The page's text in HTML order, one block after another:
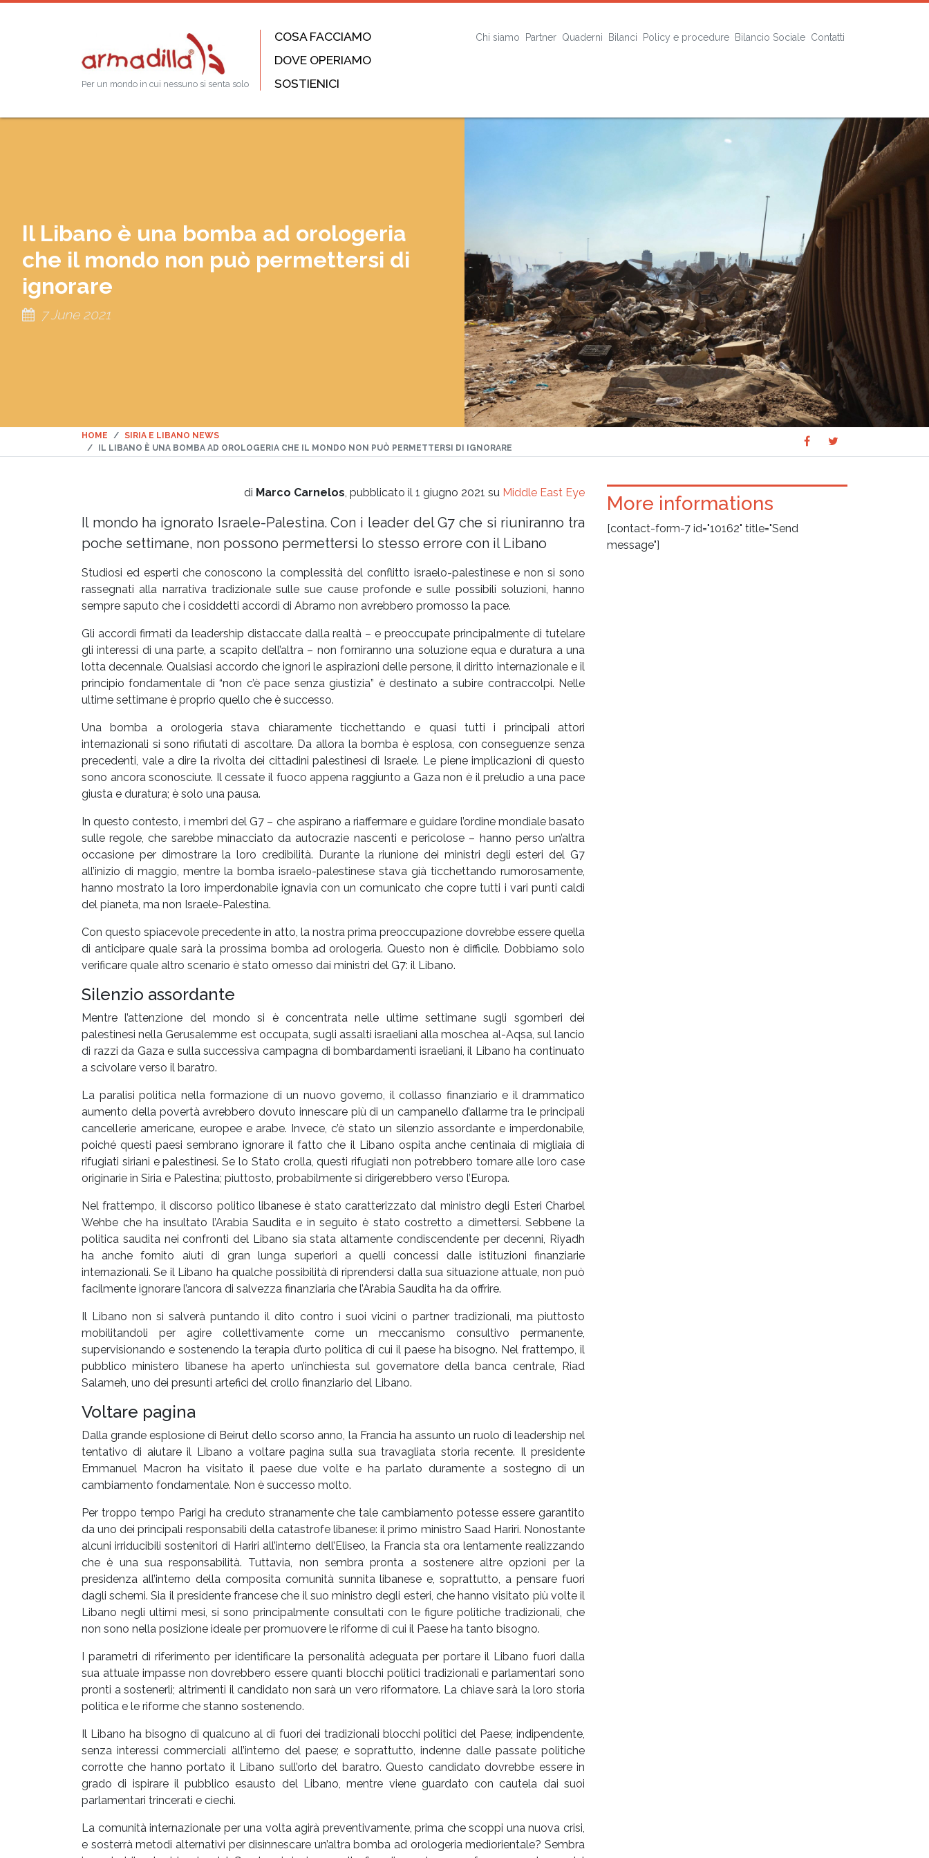
Per un mondo in cui nessuno si senta solo
COSA FACCIAMO
DOVE OPERIAMO
SOSTIENICI
Chi siamo Partner Quaderni Bilanci Policy e procedure Bilancio Sociale Contatti
Il Libano è una bomba ad orologeria
che il mondo non può permettersi di
ignorare
7 June 2021
HOME
SIRIA E LIBANO NEWS
IL LIBANO È UNA BOMBA AD OROLOGERIA CHE IL MONDO NON PUÒ PERMETTERSI DI IGNORARE
Share
on
on
di Marco Carnelos, pubblicato il 1 giugno 2021 su Middle East Eye
Il mondo ha ignorato Israele-Palestina. Con i leader del G7 che si riuniranno tra
poche settimane, non possono permettersi lo stesso errore con il Libano
Studiosi ed esperti che conoscono la complessità del conflitto israelo-palestinese e non si sono
rassegnati alla narrativa tradizionale sulle sue cause profonde e sulle possibili soluzioni, hanno
sempre saputo che i cosiddetti accordi di Abramo non avrebbero promosso la pace.
Gli accordi firmati da leadership distaccate dalla realtà – e preoccupate principalmente di tutelare
gli interessi di una parte, a scapito dell’altra – non forniranno una soluzione equa e duratura a una
lotta decennale. Qualsiasi accordo che ignori le aspirazioni delle persone, il diritto internazionale e il
principio fondamentale di “non c’è pace senza giustizia” è destinato a subire contraccolpi. Nelle
ultime settimane è proprio quello che è successo.
Una bomba a orologeria stava chiaramente ticchettando e quasi tutti i principali attori
internazionali si sono rifiutati di ascoltare. Da allora la bomba è esplosa, con conseguenze senza
precedenti, vale a dire la rivolta dei cittadini palestinesi di Israele. Le piene implicazioni di questo
sono ancora sconosciute. Il cessate il fuoco appena raggiunto a Gaza non è il preludio a una pace
giusta e duratura; è solo una pausa.
In questo contesto, i membri del G7 – che aspirano a riaffermare e guidare l’ordine mondiale basato
sulle regole, che sarebbe minacciato da autocrazie nascenti e pericolose – hanno perso un’altra
occasione per dimostrare la loro credibilità. Durante la riunione dei ministri degli esteri del G7
all’inizio di maggio, mentre la bomba israelo-palestinese stava già ticchettando rumorosamente,
hanno mostrato la loro imperdonabile ignavia con un comunicato che copre tutti i vari punti caldi
del pianeta, ma non Israele-Palestina.
Con questo spiacevole precedente in atto, la nostra prima preoccupazione dovrebbe essere quella
di anticipare quale sarà la prossima bomba ad orologeria. Questo non è difficile. Dobbiamo solo
verificare quale altro scenario è stato omesso dai ministri del G7: il Libano.
Silenzio assordante
Mentre l’attenzione del mondo si è concentrata nelle ultime settimane sugli sgomberi dei
palestinesi nella Gerusalemme est occupata, sugli assalti israeliani alla moschea al-Aqsa, sul lancio
di razzi da Gaza e sulla successiva campagna di bombardamenti israeliani, il Libano ha continuato
a scivolare verso il baratro.
La paralisi politica nella formazione di un nuovo governo, il collasso finanziario e il drammatico
aumento della povertà avrebbero dovuto innescare più di un campanello d’allarme tra le principali
cancellerie americane, europee e arabe. Invece, c’è stato un silenzio assordante e imperdonabile,
poiché questi paesi sembrano ignorare il fatto che il Libano ospita anche centinaia di migliaia di
rifugiati siriani e palestinesi. Se lo Stato crolla, questi rifugiati non potrebbero tornare alle loro case
originarie in Siria e Palestina; piuttosto, probabilmente si dirigerebbero verso l’Europa.
Nel frattempo, il discorso politico libanese è stato caratterizzato dal ministro degli Esteri Charbel
Wehbe che ha insultato l’Arabia Saudita e in seguito è stato costretto a dimettersi. Sebbene la
politica saudita nei confronti del Libano sia stata altamente condiscendente per decenni, Riyadh
ha anche fornito aiuti di gran lunga superiori a quelli concessi dalle istituzioni finanziarie
internazionali. Se il Libano ha qualche possibilità di riprendersi dalla sua situazione attuale, non può
facilmente ignorare l’ancora di salvezza finanziaria che l’Arabia Saudita ha da offrire.
Il Libano non si salverà puntando il dito contro i suoi vicini o partner tradizionali, ma piuttosto
mobilitandoli per agire collettivamente come un meccanismo consultivo permanente,
supervisionando e sostenendo la terapia d’urto politica di cui il paese ha bisogno. Nel frattempo, il
pubblico ministero libanese ha aperto un’inchiesta sul governatore della banca centrale, Riad
Salameh, uno dei presunti artefici del crollo finanziario del Libano.
Voltare pagina
Dalla grande esplosione di Beirut dello scorso anno, la Francia ha assunto un ruolo di leadership nel
tentativo di aiutare il Libano a voltare pagina sulla sua travagliata storia recente. Il presidente
Emmanuel Macron ha visitato il paese due volte e ha parlato duramente a sostegno di un
cambiamento fondamentale. Non è successo molto.
Per troppo tempo Parigi ha creduto stranamente che tale cambiamento potesse essere garantito
da uno dei principali responsabili della catastrofe libanese: il primo ministro Saad Hariri. Nonostante
alcuni irriducibili sostenitori di Hariri all’interno dell’Eliseo, la Francia sta ora lentamente realizzando
che è una sua responsabilità. Tuttavia, non sembra pronta a sostenere altre opzioni per la
presidenza all’interno della composita comunità sunnita libanese e, soprattutto, a pensare fuori
dagli schemi. Sia il presidente francese che il suo ministro degli esteri, che hanno visitato più volte il
Libano negli ultimi mesi, si sono principalmente consultati con le figure politiche tradizionali, che
non sono nella posizione ideale per promuovere le riforme di cui il Paese ha tanto bisogno.
I parametri di riferimento per identificare la personalità adeguata per portare il Libano fuori dalla
sua attuale impasse non dovrebbero essere quanti blocchi politici tradizionali e parlamentari sono
pronti a sostenerli; altrimenti il ​​candidato non sarà un vero riformatore. La chiave sarà la loro storia
politica e le riforme che stanno sostenendo.
Il Libano ha bisogno di qualcuno al di fuori dei tradizionali blocchi politici del Paese; indipendente,
senza interessi commerciali all’interno del paese; e soprattutto, indenne dalle passate politiche
corrotte che hanno portato il Libano sull’orlo del baratro. Questo candidato dovrebbe essere in
grado di ispirare il pubblico esausto del Libano, mentre viene guardato con cautela dai suoi
parlamentari trincerati e ciechi.
La comunità internazionale per una volta agirà preventivamente, prima che scoppi una nuova crisi,
e sosterrà metodi alternativi per disinnescare un’altra bomba ad orologeria mediorientale? Sembra
More informations
[contact-form-7 id="10162" title="Send
message"]